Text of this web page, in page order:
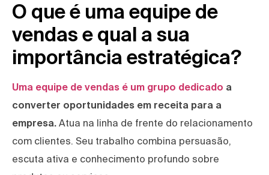
O que é uma equipe de
vendas e qual a sua
importância estratégica?
Uma equipe de vendas é um grupo dedicado a
converter oportunidades em receita para a
empresa. Atua na linha de frente do relacionamento
com clientes. Seu trabalho combina persuasão,
escuta ativa e conhecimento profundo sobre